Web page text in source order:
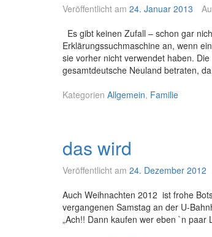
Veröffentlicht am 24. Januar 2013
Es gibt keinen Zufall – schon gar
Erklärungssuchmaschine an, wenn
sie vorher nicht verwendet haben.
gesamtdeutsche Neuland betraten,
Kategorien Allgemein, Familie
das wird
Veröffentlicht am 24. Dezember 2012
Auch Weihnachten 2012 ist frohe
vergangenen Samstag an der U-
„Ach!! Dann kaufen wer eben `n